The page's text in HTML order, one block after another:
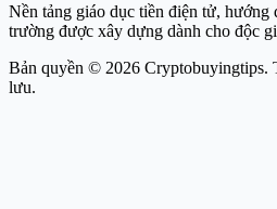
Nền tảng giáo dục tiền điện tử, hướng
trường được xây dựng dành cho độc
Bản quyền © 2026 Cryptobuyingtips.
lưu.